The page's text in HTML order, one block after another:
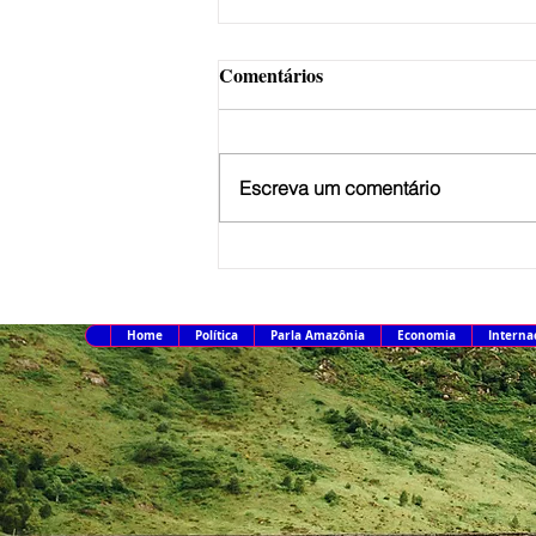
Culturas do Brasil e da China
no Rio
Comentários
Escreva um comentário
Home Política Parla Amazônia Economia